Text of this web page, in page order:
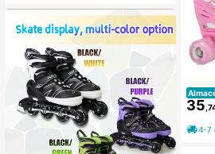
os para deportes al aire libre, unisex
eaños
35
4-7